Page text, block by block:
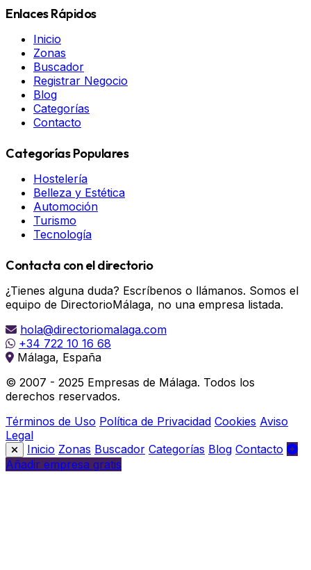
Enlaces Rápidos
Inicio
Zonas
Buscador
Registrar Negocio
Blog
Categorías
Contacto
Categorías Populares
Hostelería
Belleza y Estética
Automoción
Turismo
Tecnología
Contacta con el directorio
¿Tienes alguna duda? Escríbenos o llámanos. Somos el
equipo de DirectorioMálaga, no una empresa listada.
hola@directoriomalaga.com
+34 722 10 16 68
Málaga, España
© 2007 - 2025 Empresas de Málaga. Todos los
derechos reservados.
Términos de Uso Política de Privacidad Cookies Aviso
Legal
Inicio Zonas Buscador Categorías Blog Contacto
Añadir empresa gratis